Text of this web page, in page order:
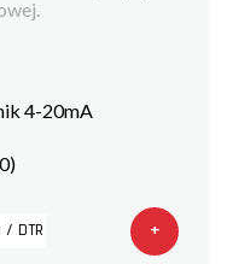
4-20mA
DTR +